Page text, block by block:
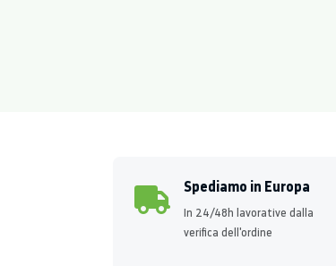
Spediamo in Europa
In 24/48h lavorative dalla
verifica dell'ordine